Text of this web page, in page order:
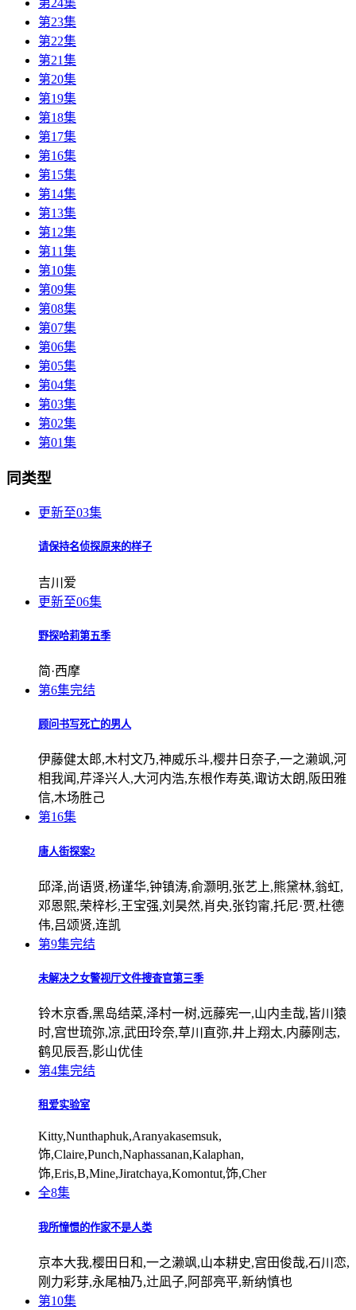
第23集
第22集
第21集
第20集
第19集
第18集
第17集
第16集
第15集
第14集
第13集
第12集
第11集
第10集
第09集
第08集
第07集
第06集
第05集
第04集
第03集
第02集
第01集
同类型
更新至03集
请保持名侦探原来的样子
吉川爱
更新至06集
野探哈莉第五季
简·西摩
第6集完结
顾问书写死亡的男人
伊藤健太郎,木村文乃,神威乐斗,樱井日奈子,一之濑飒,河
相我闻,芹泽兴人,大河内浩,东根作寿英,诹访太朗,阪田雅
信,木场胜己
第16集
唐人街探案2
邱泽,尚语贤,杨谨华,钟镇涛,俞灏明,张艺上,熊黛林,翁虹,
邓恩熙,荣梓杉,王宝强,刘昊然,肖央,张钧甯,托尼·贾,杜德
伟,吕颂贤,连凯
第9集完结
未解决之女警视厅文件捜査官第三季
铃木京香,黑岛结菜,泽村一树,远藤宪一,山内圭哉,皆川猿
时,宫世琉弥,凉,武田玲奈,草川直弥,井上翔太,内藤刚志,
鹤见辰吾,影山优佳
第4集完结
租爱实验室
Kitty,Nunthaphuk,Aranyakasemsuk,
饰,Claire,Punch,Naphassanan,Kalaphan,
饰,Eris,B,Mine,Jiratchaya,Komontut,饰,Cher
全8集
我所憧憬的作家不是人类
京本大我,樱田日和,一之濑飒,山本耕史,宫田俊哉,石川恋,
刚力彩芽,永尾柚乃,辻凪子,阿部亮平,新纳慎也
第10集